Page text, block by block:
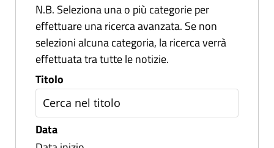
N.B. Seleziona una o più categorie per
effettuare una ricerca avanzata. Se non
selezioni alcuna categoria, la ricerca verrà
effettuata tra tutte le notizie.
Titolo
Data